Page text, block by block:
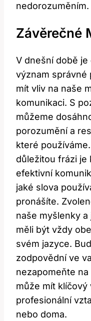
nedorozuměním.
Závěrečné
V dnešní době
význam správné
mít vliv na naše
komunikaci. S
můžeme
porozumění a
které
důležitou frázi je
efektivní
jaké slova
pronášíte.
naše myšlenky
měli být vždy
svém jazyce.
zodpovědní ve
nezapomeňte
může mít klíčový
profesionální
nebo doma.